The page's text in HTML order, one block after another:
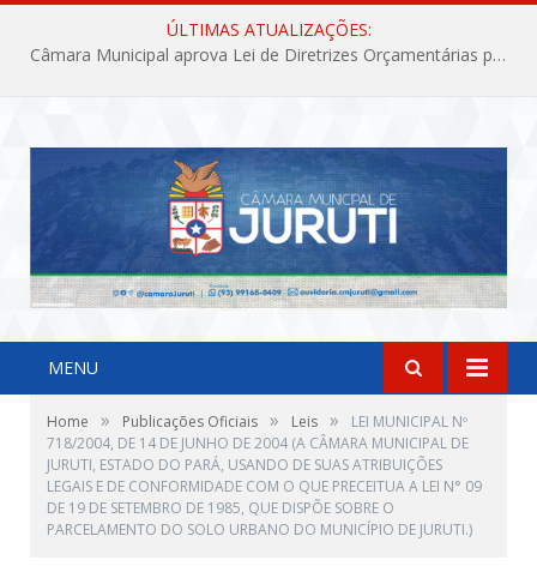
ÚLTIMAS ATUALIZAÇÕES:
Câmara Municipal aprova Lei de Diretrizes Orçamentárias para o exercício financeiro de 2027
MENU
Home » Publicações Oficiais » Leis »
LEI MUNICIPAL Nº
718/2004, DE 14 DE JUNHO DE 2004 (A CÂMARA MUNICIPAL DE
JURUTI, ESTADO DO PARÁ, USANDO DE SUAS ATRIBUIÇÕES
LEGAIS E DE CONFORMIDADE COM O QUE PRECEITUA A LEI N° 09
DE 19 DE SETEMBRO DE 1985, QUE DISPÕE SOBRE O
PARCELAMENTO DO SOLO URBANO DO MUNICÍPIO DE JURUTI.)